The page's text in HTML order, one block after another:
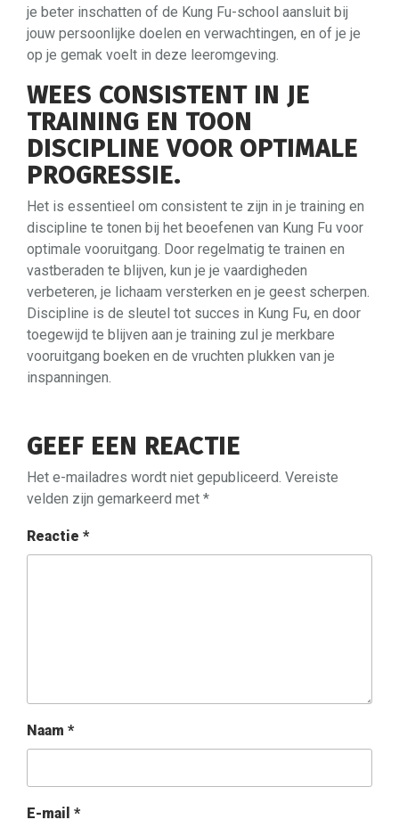
je beter inschatten of de Kung Fu-school aansluit bij
jouw persoonlijke doelen en verwachtingen, en of je je
op je gemak voelt in deze leeromgeving.
WEES CONSISTENT IN JE
TRAINING EN TOON
DISCIPLINE VOOR OPTIMALE
PROGRESSIE.
Het is essentieel om consistent te zijn in je training en
discipline te tonen bij het beoefenen van Kung Fu voor
optimale vooruitgang. Door regelmatig te trainen en
vastberaden te blijven, kun je je vaardigheden
verbeteren, je lichaam versterken en je geest scherpen.
Discipline is de sleutel tot succes in Kung Fu, en door
toegewijd te blijven aan je training zul je merkbare
vooruitgang boeken en de vruchten plukken van je
inspanningen.
GEEF EEN REACTIE
Het e-mailadres wordt niet gepubliceerd. Vereiste
velden zijn gemarkeerd met *
Reactie *
Naam *
E-mail *